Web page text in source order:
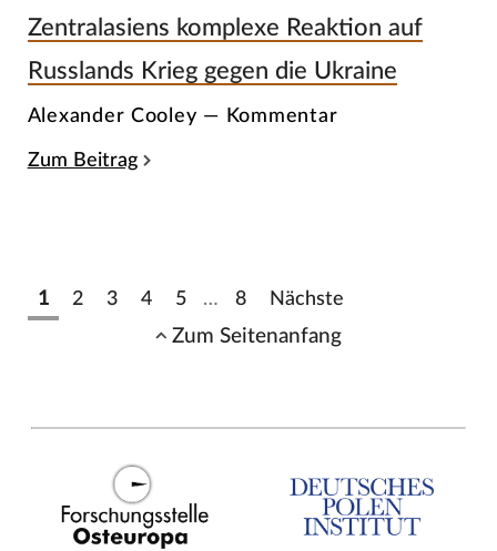
Zentralasiens komplexe Reaktion auf
Russlands Krieg gegen die Ukraine
Alexander Cooley — Kommentar
Zum Beitrag
1 2 3 4 5 … 8 Nächste
Zum Seitenanfang